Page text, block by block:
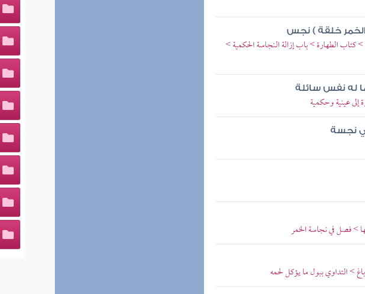
الخمر خلقة ) نجس
كتاب الطهارة > باب إزالة النجاسة الحكمية >
له نفس سائلة
إلى عينية وحكمية
نجسة
> فصل في نجاسة الخمر
> التداوي ببول ما يؤكل لحمه